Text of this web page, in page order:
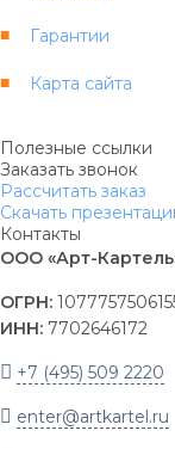
Гарантии
Карта сайта
Полезные ссылки
Заказать звонок
Рассчитать заказ
Скачать
Контакты
ООО «Арт-
ОГРН:
ИНН: 7702646172
+7 (495) 509 2220
enter@artkartel.ru